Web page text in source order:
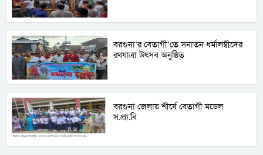
বরগুনা’র বেতাগী’তে সনাতন ধর্মালম্বীদের
রথযাত্রা উৎসব অনুষ্ঠিত
বরগুনা জেলায় শীর্ষে বেতাগী মডেল
স.প্রা.বি